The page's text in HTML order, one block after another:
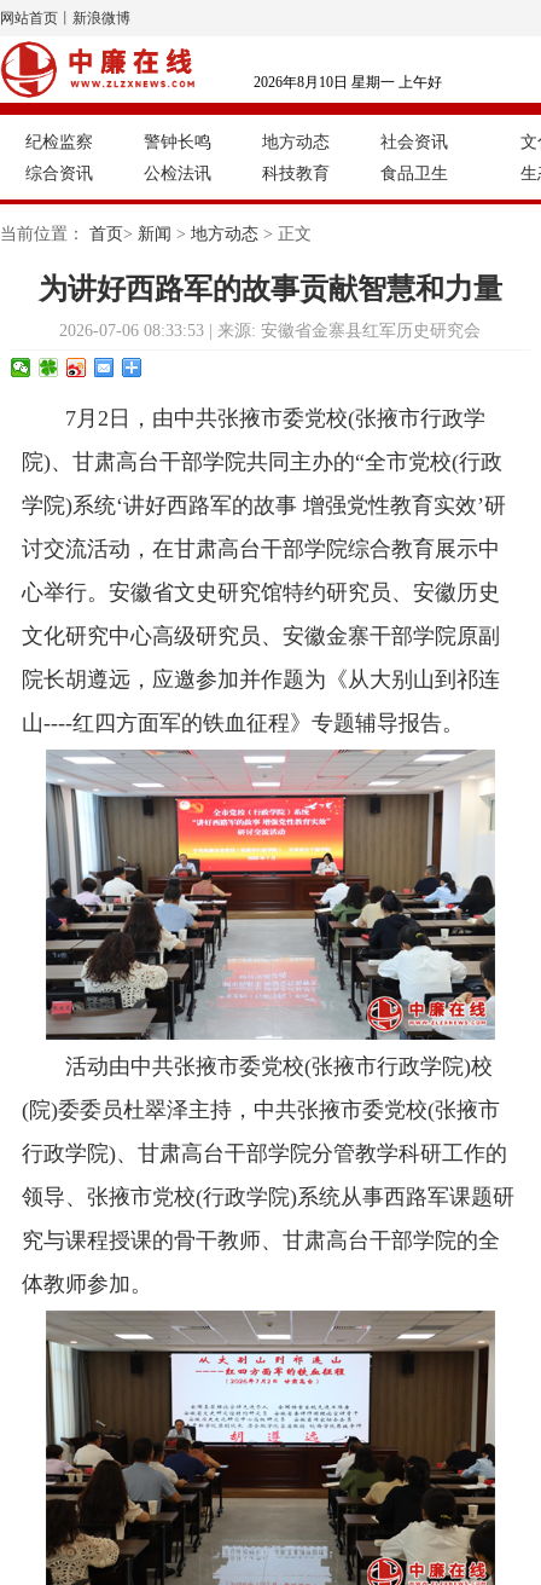
网站首页 新浪微博
2026年8月10日 星期一 上午好
纪检监察 警钟长鸣 地方动态
社会资讯
综合资讯
公检法讯 科技教育 食品卫生
文
生
当前位置： 首页> 新闻 > 地方动态 > 正文
为讲好西路军的故事贡献智慧和力量
2026-07-06 08:33:53 | 来源: 安徽省金寨县红军历史研究会
7月2日，由中共张掖市委党校(张掖市行政学
院)、甘肃高台干部学院共同主办的“全市党校(行政
学院)系统‘讲好西路军的故事 增强党性教育实效’研
讨交流活动，在甘肃高台干部学院综合教育展示中
心举行。安徽省文史研究馆特约研究员、安徽历史
文化研究中心高级研究员、安徽金寨干部学院原副
院长胡遵远，应邀参加并作题为《从大别山到祁连
山----红四方面军的铁血征程》专题辅导报告。
活动由中共张掖市委党校(张掖市行政学院)校
(院)委委员杜翠泽主持，中共张掖市委党校(张掖市
行政学院)、甘肃高台干部学院分管教学科研工作的
领导、张掖市党校(行政学院)系统从事西路军课题研
究与课程授课的骨干教师、甘肃高台干部学院的全
体教师参加。